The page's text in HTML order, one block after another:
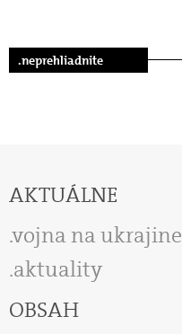
.neprehliadnite
AKTUÁLNE
vojna na ukrajine
aktuality
OBSAH